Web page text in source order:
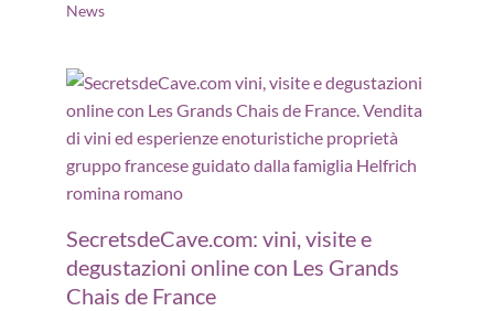
News
SecretsdeCave.com: vini, visite e
degustazioni online con Les Grands
Chais de France